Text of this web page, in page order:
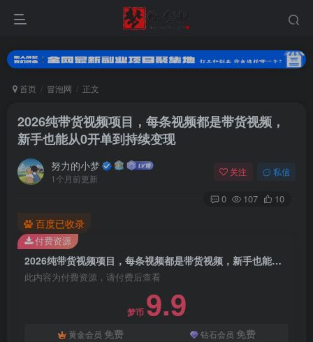
首页 冒泡网 正文
2026纯带货视频项目，每条视频都是带货视频，
新手也能从0开单到持续变现
努力的小梦
1个月前更新
关注 私信
0 107 10
百度已收录
2026纯带货视频项目，每条视频都是带货视频，新手也能从0开单到持续变现
此内容为付费资源，请付费后查看
梦币 9.9
黄金会员 免费 钻石会员 免费
付费资源
扫码登录
使用其它方式登录